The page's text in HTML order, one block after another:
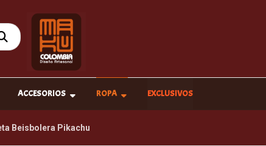
ACCESORIOS ROPA EXCLUSIVOS
Beisbolera Pikachu